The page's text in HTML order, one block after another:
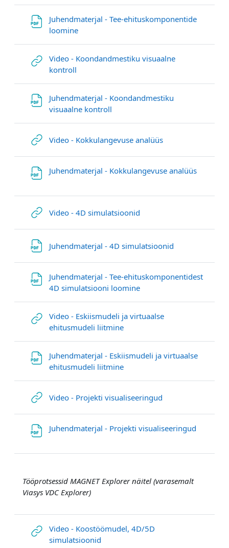
Juhendmaterjal - Tee-ehituskomponentide
loomine
Video - Koondandmestiku visuaalne
kontroll
Juhendmaterjal - Koondandmestiku
visuaalne kontroll
Video - Kokkulangevuse analüüsГиперссылка
Juhendmaterjal - Kokkulangevuse analüüsФайл
Video - 4D simulatsioonid
Juhendmaterjal - 4D simulatsioonid
Juhendmaterjal - Tee-ehituskomponentidest
4D simulatsiooni loomine
Video - Eskiismudeli ja virtuaalse
ehitusmudeli liitmineГиперссылка
Juhendmaterjal - Eskiismudeli ja virtuaalse
ehitusmudeli liitmine
Video - Projekti visualiseeringud
Juhendmaterjal - Projekti visualiseeringud
Tööprotsessid MAGNET Explorer näitel (varasemalt
Viasys VDC Explorer)
Video - Koostöömudel, 4D/5D
simulatsioonid